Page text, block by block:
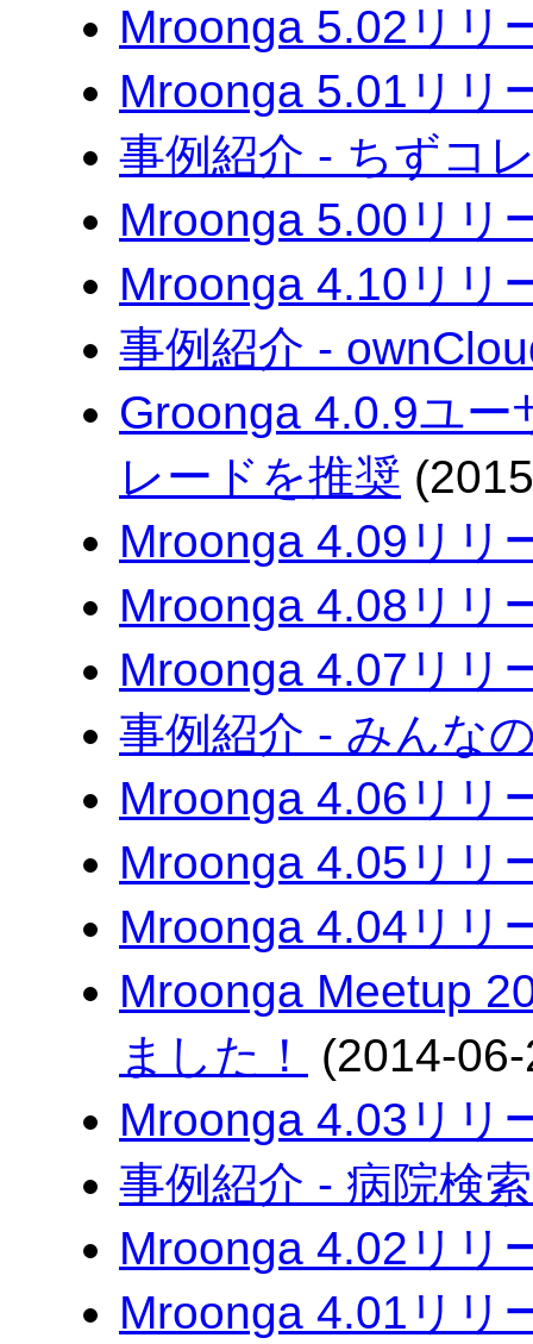
Mroonga 5.02リリ
Mroonga 5.01リリ
事例紹介 - ちずコ
Mroonga 5.00リリ
Mroonga 4.10リリ
事例紹介 -
Groonga 4.0.9ユ
レードを推奨
Mroonga 4.09リリ
Mroonga 4.08リリ
Mroonga 4.07リリ
事例紹介 - みんな
Mroonga 4.06リリ
Mroonga 4.05リリ
Mroonga 4.04リリ
Mroonga Meetup
ました！
(2014-
Mroonga 4.03リリ
事例紹介 - 病院検
Mroonga 4.02リリ
Mroonga 4.01リリ